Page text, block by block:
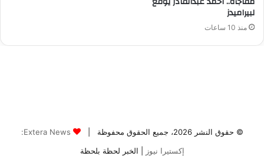
© حقوق النشر 2026، جميع الحقوق محفوظة |
Extera News:
إكستيرا نيوز
| الخبر لحظة بلحظة